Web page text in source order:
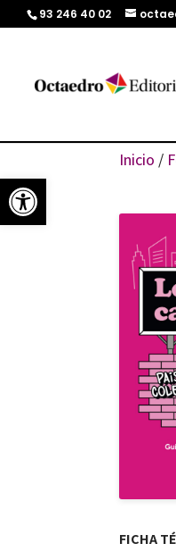
Abrir barra de herramientas
93 246 40 02
Inicio /
FICHA